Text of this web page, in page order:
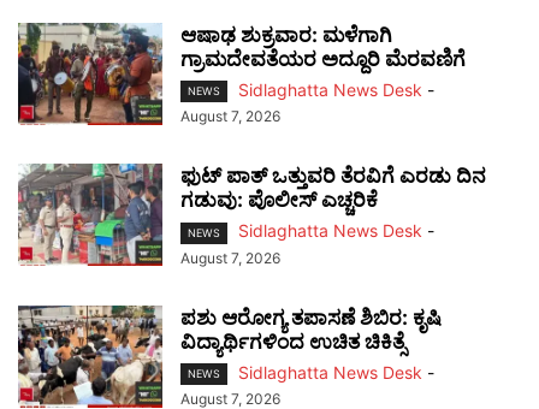
ಆಷಾಢ ಶುಕ್ರವಾರ: ಮಳೆಗಾಗಿ
ಗ್ರಾಮದೇವತೆಯರ ಅದ್ದೂರಿ ಮೆರವಣಿಗೆ
NEWS Sidlaghatta News Desk -
August 7, 2026
ಫುಟ್‌ ಪಾತ್ ಒತ್ತುವರಿ ತೆರವಿಗೆ ಎರಡು ದಿನ
ಗಡುವು: ಪೊಲೀಸ್ ಎಚ್ಚರಿಕೆ
NEWS Sidlaghatta News Desk -
August 7, 2026
ಪಶು ಆರೋಗ್ಯ ತಪಾಸಣೆ ಶಿಬಿರ: ಕೃಷಿ
ವಿದ್ಯಾರ್ಥಿಗಳಿಂದ ಉಚಿತ ಚಿಕಿತ್ಸೆ
NEWS Sidlaghatta News Desk -
August 7, 2026